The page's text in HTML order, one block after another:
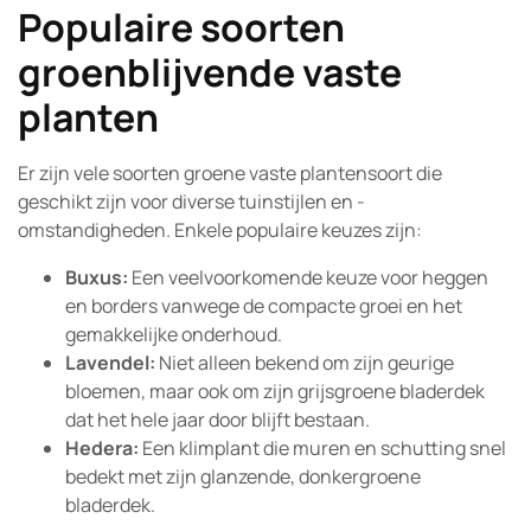
Populaire soorten
groenblijvende vaste
planten
Er zijn vele soorten groene vaste plantensoort die
geschikt zijn voor diverse tuinstijlen en -
omstandigheden. Enkele populaire keuzes zijn:
Buxus: Een veelvoorkomende keuze voor heggen
en borders vanwege de compacte groei en het
gemakkelijke onderhoud.
Lavendel: Niet alleen bekend om zijn geurige
bloemen, maar ook om zijn grijsgroene bladerdek
dat het hele jaar door blijft bestaan.
Hedera: Een klimplant die muren en schutting snel
bedekt met zijn glanzende, donkergroene
bladerdek.